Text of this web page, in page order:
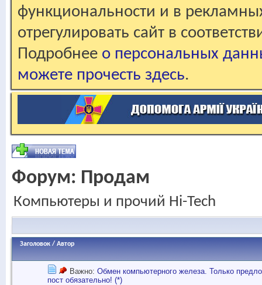
функциональности и в
отрегулировать сайт в
Подробнее о персональных
можете прочесть здесь.
Форум: Продам
Компьютеры и прочий Hi-Tech
Заголовок / Автор
Важно: Обмен компьютерного железа. Только
пост обязательно! (*)